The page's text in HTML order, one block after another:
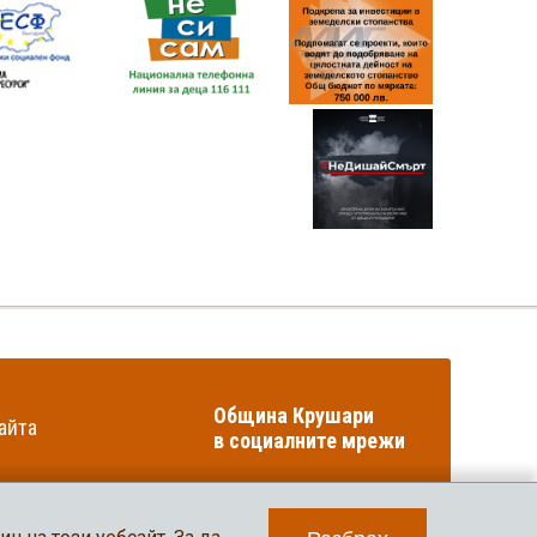
Община Крушари
в социалните мрежи